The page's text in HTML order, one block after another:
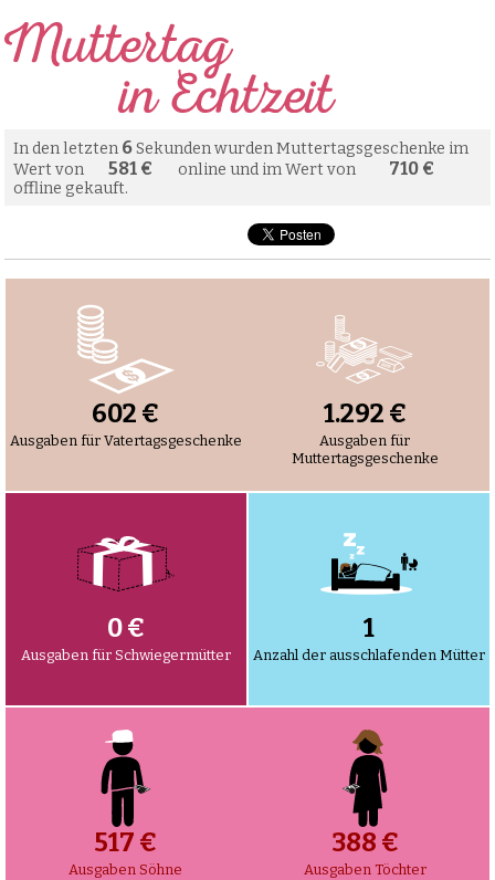
In den letzten 6Sekunden wurden Muttertagsgeschenke im
Wert von
613 € online und im Wert von 749 €
offline gekauft.
634 €
Ausgaben für Vatertagsgeschenke
1.362 €
Ausgaben für
Muttertagsgeschenke
0 €
Ausgaben für Schwiegermütter
1
Anzahl der ausschlafenden Mütter
545 €
Ausgaben Söhne
409 €
Ausgaben Töchter